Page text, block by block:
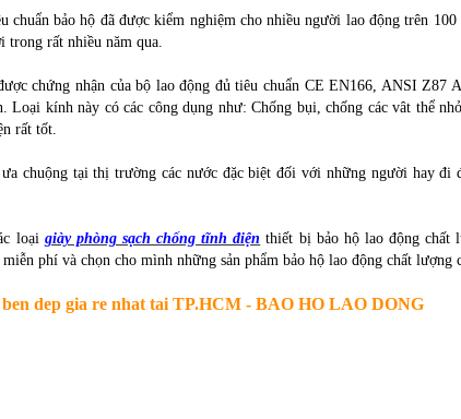
chuẩn bảo hộ đã được kiểm nghiệm cho nhiều người lao động trên
trong rất nhiều năm qua.
chứng nhận của bộ lao động đủ tiêu chuẩn CE EN166, ANSI Z87
Loại kính này có các công dụng như: Chống bụi, chống các vât thể
rất tốt.
chuộng tại thị trường các nước đặc biệt đối với những người hay
loại giày phòng sạch chống tĩnh điện thiết bị bảo hộ lao động chất
phí và chọn cho mình những sản phẩm bảo hộ lao động chất lượng
dep gia re nhat tai TP.HCM - BAO HO LAO DONG